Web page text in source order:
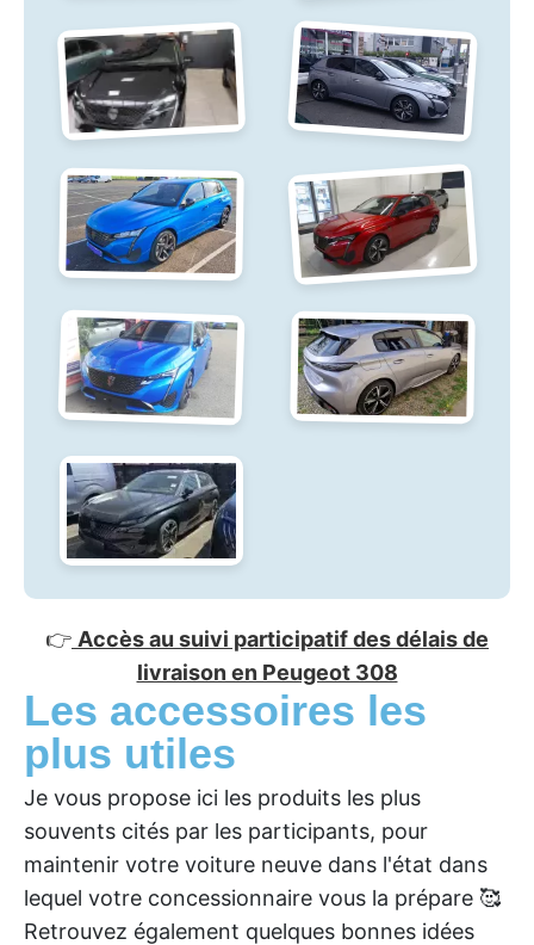
👉 Accès au suivi participatif des délais de
livraison en Peugeot 308
Les accessoires les
plus utiles
Je vous propose ici les produits les plus
souvents cités par les participants, pour
maintenir votre voiture neuve dans l'état dans
lequel votre concessionnaire vous la prépare 🥰
Retrouvez également quelques bonnes idées